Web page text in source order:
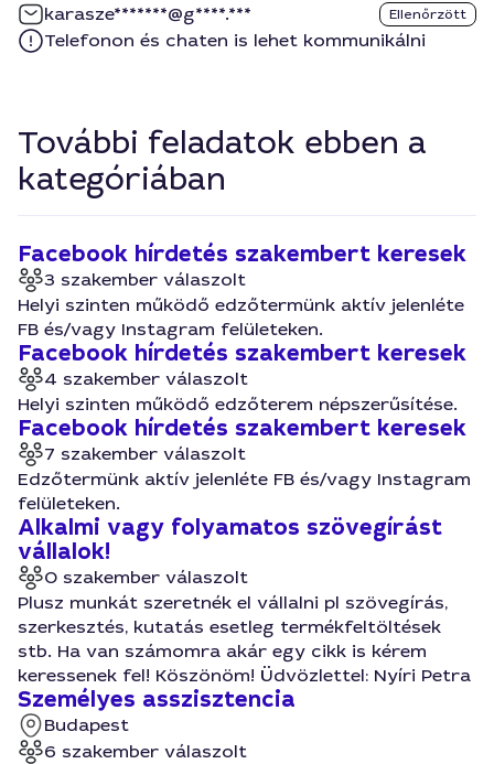
karasze*******@g****.*** Ellenőrzött
Telefonon és chaten is lehet kommunikálni
További feladatok ebben a
kategóriában
Facebook hírdetés szakembert keresek
3 szakember válaszolt
Helyi szinten működő edzőtermünk aktív jelenléte
FB és/vagy Instagram felületeken.
Facebook hírdetés szakembert keresek
4 szakember válaszolt
Helyi szinten működő edzőterem népszerűsítése.
Facebook hírdetés szakembert keresek
7 szakember válaszolt
Edzőtermünk aktív jelenléte FB és/vagy Instagram
felületeken.
Alkalmi vagy folyamatos szövegírást
vállalok!
0 szakember válaszolt
Plusz munkát szeretnék el vállalni pl szövegírás,
szerkesztés, kutatás esetleg termékfeltöltések
stb. Ha van számomra akár egy cikk is kérem
keressenek fel! Köszönöm! Üdvözlettel: Nyíri Petra
Személyes asszisztencia
Budapest
6 szakember válaszolt